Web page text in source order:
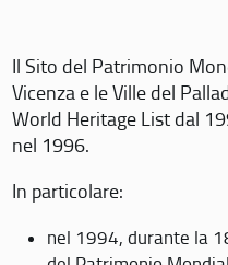
Il Sito del Patrimonio
Vicenza e le Ville del
World Heritage List dal
nel 1996.
In particolare:
nel 1994, durante la